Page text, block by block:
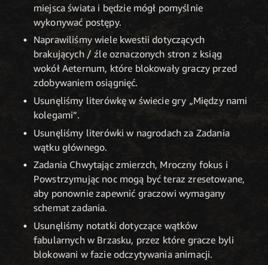
miejsca świata i będzie mógł pomyślnie
wykonywać postępy.
Naprawiliśmy wiele kwestii dotyczących
brakujących / źle oznaczonych stron z ksiąg
wokół Aeternum, które blokowały graczy przed
zdobywaniem osiągnięć.
Usunęliśmy literówkę w świecie gry „Między nami
kolegami”.
Usunęliśmy literówki w nagrodach za Zadania
wątku głównego.
Zadania Chwytając zmierzch, Mroczny fokus i
Powstrzymując noc mogą być teraz zresetowane,
aby ponownie zapewnić graczowi wymagany
schemat zadania.
Usunęliśmy notatki dotyczące wątków
fabularnych w Brzasku, przez które gracze byli
blokowani w fazie odczytywania animacji.